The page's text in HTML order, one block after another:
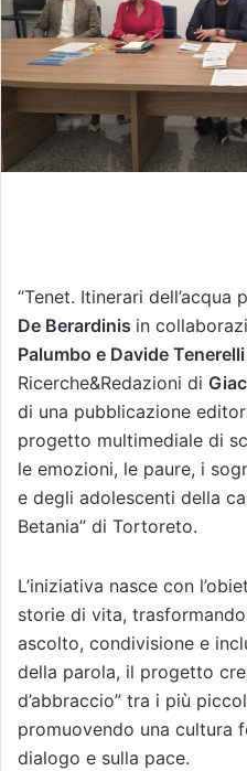
“Tenet. Itinerari dell’acqua
De Berardinis in
Palumbo e Davide Tenerelli
Ricerche&Redazioni di
di una pubblicazione
progetto multimediale di
le emozioni, le paure, i
e degli adolescenti della
Betania” di Tortoreto.
L’iniziativa nasce con
storie di vita,
ascolto, condivisione e
della parola, il progetto
d’abbraccio” tra i più
promuovendo una cultura
dialogo e sulla pace.